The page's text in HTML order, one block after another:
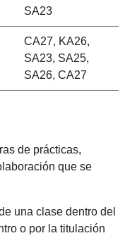
SA23
CA27, KA26,
SA23, SA25,
SA26, CA27
de prácticas,
que se
una clase dentro del
o por la titulación